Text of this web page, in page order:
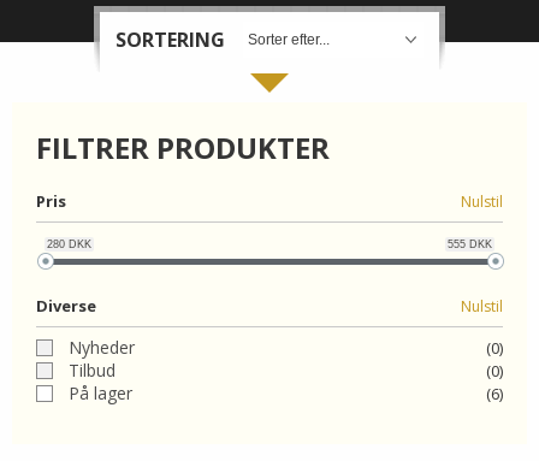
NYHEDER
TILBUD
PROFIL
VILKÅR
SØGNING
SORTERING
FILTRER PRODUKTER
Pris Nulstil
280 DKK 555 DKK
Diverse Nulstil
Nyheder (0)
Tilbud (0)
På lager (6)